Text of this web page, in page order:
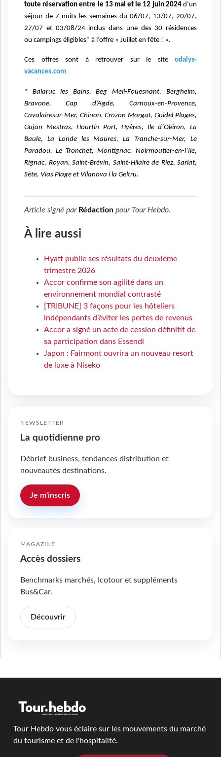
touteréservation entre le 13 mai et le 12 juin 2024d’un
séjour de 7 nuits les semaines du 06/07, 13/07, 20/07,
27/07 et 03/08/24 inclus dans une des 30 résidences
ou campings éligibles* à l’offre « Juillet en fête ! ».
Ces offres sont à retrouver sur le siteodalys-
vacances.com
* Balaruc les Bains, Beg Meil-Fouesnant, Bergheim,
Bravone, Cap d’Agde, Carnoux-en-Provence,
Cavalairesur-Mer, Chinon, Crozon Morgat, Guidel Plages,
Gujan Mestras, Hourtin Port, Hyères, Ile d’Oléron, La
Baule, La Londe les Maures, La Tranche-sur-Mer, Le
Paradou, Le Tronchet, Montignac, Noirmoutier-en-l’Ile,
Rignac, Royan, Saint-Brévin, Saint-Hilaire de Riez, Sarlat,
Sète, Vias Plage et Vilanova i la Geltru.
Article signé par Rédaction pour Tour Hebdo.
À lire aussi
Hyatt publie ses résultats du deuxième
trimestre 2026
Accor confirme son agilité dans un
environnement mondial contrasté
[TRIBUNE] 3 façons pour les hôteliers
indépendants d’éviter les pertes de revenus
Accor a signé un acte de cession définitif de
sa participation dans Essendi
Japon : Fairmont ouvrira un nouveau resort
de luxe à Niseko
NEWSLETTER
La quotidienne pro
Débrief business, tendances distribution et
nouveautés destinations.
Je m'inscris
MAGAZINE
Accès dossiers
Benchmarks marchés, Icotour et suppléments
Bus&Car.
Découvrir
Tour Hebdo vous éclaire sur les mouvements du marché
du tourisme et de l'hospitalité.